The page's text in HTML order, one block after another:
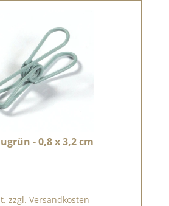
- 0,8 x 3,2 cm
zzgl. Versandkosten